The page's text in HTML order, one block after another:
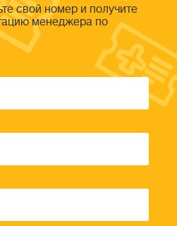
свой номер и получите
менеджера по